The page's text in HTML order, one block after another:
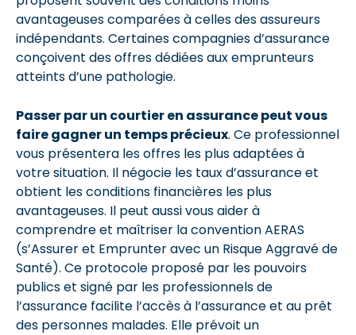
avantageuses comparées à celles des assureurs
indépendants. Certaines compagnies d’assurance
conçoivent des offres dédiées aux emprunteurs
atteints d’une pathologie.
Passer par un courtier en assurance peut vous
faire gagner un temps précieux. Ce professionnel
vous présentera les offres les plus adaptées à
votre situation. Il négocie les taux d’assurance et
obtient les conditions financières les plus
avantageuses. Il peut aussi vous aider à
comprendre et maîtriser la convention AERAS
(s’Assurer et Emprunter avec un Risque Aggravé de
Santé). Ce protocole proposé par les pouvoirs
publics et signé par les professionnels de
l’assurance facilite l’accès à l’assurance et au prêt
des personnes malades. Elle prévoit un